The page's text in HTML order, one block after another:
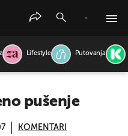
Lifestyle Putovanja
pušenje
KOMENTARI